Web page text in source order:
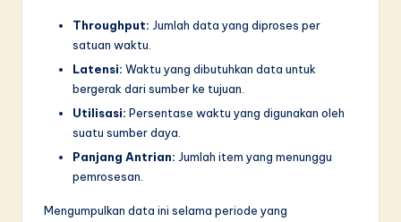
Throughput: Jumlah data yang diproses per
satuan waktu.
Latensi: Waktu yang dibutuhkan data untuk
bergerak dari sumber ke tujuan.
Utilisasi: Persentase waktu yang digunakan oleh
suatu sumber daya.
Panjang Antrian: Jumlah item yang menunggu
pemrosesan.
Mengumpulkan data ini selama periode yang